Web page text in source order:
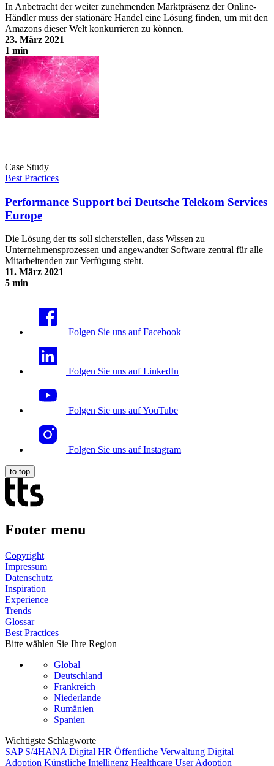
In Anbetracht der weiter zunehmenden Marktpräsenz der Online-
Händler muss der stationäre Handel eine Lösung finden, um mit den
Amazons dieser Welt konkurrieren zu können.
23. März 2021
1 min
Erfolg im Einzelhandel neu definieren
Case Study
Best Practices
Performance Support bei Deutsche Telekom Services
Europe
Die Lösung der tts soll sicherstellen, dass Wissen zu
Unternehmensprozessen und angewandter Software zentral für alle
Mitarbeitenden zur Verfügung steht.
11. März 2021
5 min
Folgen Sie uns auf Facebook
Folgen Sie uns auf LinkedIn
Folgen Sie uns auf YouTube
Folgen Sie uns auf Instagram
to top
Footer menu
Copyright
Impressum
Datenschutz
Inspiration
Experience
Trends
Glossar
Best Practices
Bitte wählen Sie Ihre Region
Global
Deutschland
Frankreich
Niederlande
Rumänien
Spanien
Wichtigste Schlagworte
SAP S/4HANA Digital HR Öffentliche Verwaltung Digital
Adoption Künstliche Intelligenz Healthcare User Adoption